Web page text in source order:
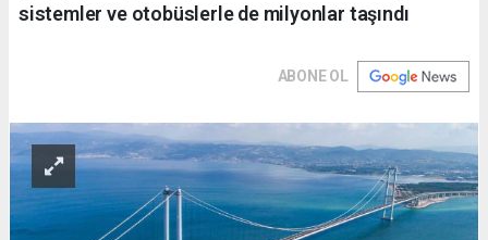
sistemler ve otobüslerle de milyonlar taşındı
ABONE OL